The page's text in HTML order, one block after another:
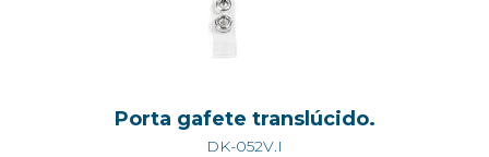
Porta gafete translúcido.
DK-052V.I